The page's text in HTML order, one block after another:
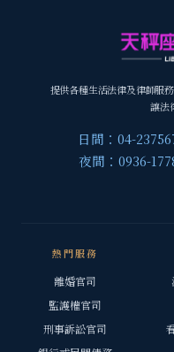
提供各種生活法律及律師服
讓法
日間：04-
夜間：0936-
熱門服務
離婚官司
監護權官司
刑事訴訟官司